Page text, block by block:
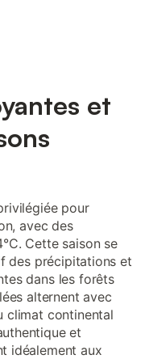
et
pour
avec des
Cette saison se
des précipitations et
dans les forêts
alternent avec
climat continental
et
idéalement aux